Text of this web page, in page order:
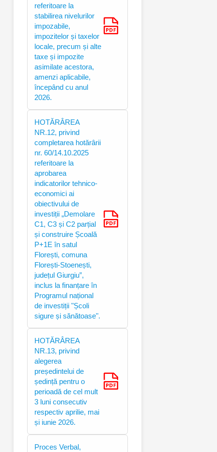
referitoare la
stabilirea nivelurilor
impozabile,
impozitelor și taxelor
locale, precum și alte
taxe și impozite
asimilate acestora,
amenzi aplicabile,
începând cu anul
2026.
HOTĂRÂREA
NR.12, privind
completarea hotărârii
nr. 60/14.10.2025
referitoare la
aprobarea
indicatorilor tehnico-
economici ai
obiectivului de
investiții „Demolare
C1, C3 și C2 parțial
și construire Școală
P+1E în satul
Florești, comuna
Florești-Stoenești,
județul Giurgiu”,
inclus la finanțare în
Programul național
de investiții "Școli
sigure și sănătoase".
HOTĂRÂREA
NR.13, privind
alegerea
președintelui de
ședință pentru o
perioadă de cel mult
3 luni consecutiv
respectiv aprilie, mai
și iunie 2026.
Proces Verbal,